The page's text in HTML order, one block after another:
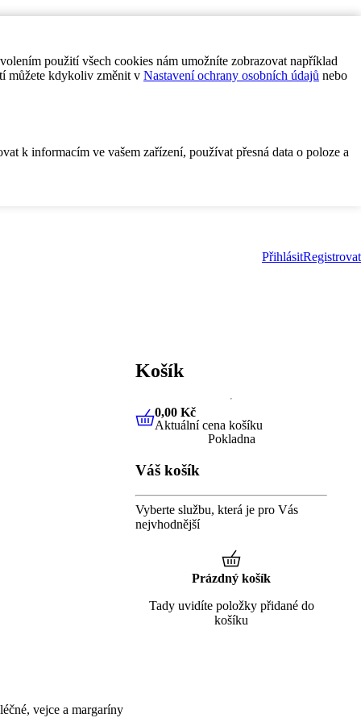
použití všech cookies nám umožníte zobrazovat například
můžete kdykoliv změnit v Nastavení ochrany osobních údajů nebo
k informacím ve vašem zařízení, používat přesná data o poloze a
PřihlásitRegistrovat
vejce a margaríny
Košík
0,00 KčAktuální cena košíku
0,00 Kč
Aktuální cena košíku
Pokladna
Váš košík
Vyberte službu, která je pro Vás
nejvhodnější
Prázdný košík
Tady uvidíte položky přidané do
košíku